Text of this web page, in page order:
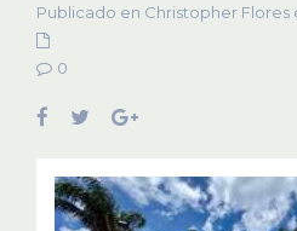
Publicado en Christopher Flores
0